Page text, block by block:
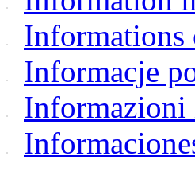
Informations
Informacje
Informazioni